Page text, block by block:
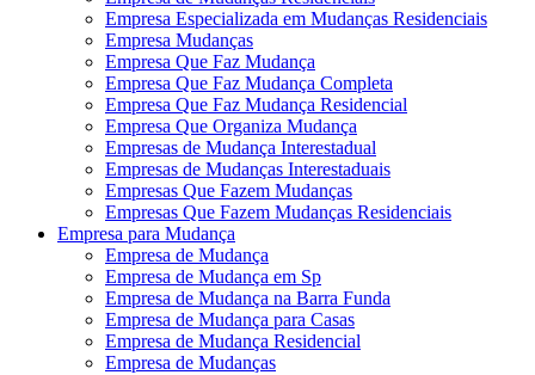
Empresa Especializada em Mudanças Residenciais
Empresa Mudanças
Empresa Que Faz Mudança
Empresa Que Faz Mudança Completa
Empresa Que Faz Mudança Residencial
Empresa Que Organiza Mudança
Empresas de Mudança Interestadual
Empresas de Mudanças Interestaduais
Empresas Que Fazem Mudanças
Empresas Que Fazem Mudanças Residenciais
Empresa para Mudança
Empresa de Mudança
Empresa de Mudança em Sp
Empresa de Mudança na Barra Funda
Empresa de Mudança para Casas
Empresa de Mudança Residencial
Empresa de Mudanças